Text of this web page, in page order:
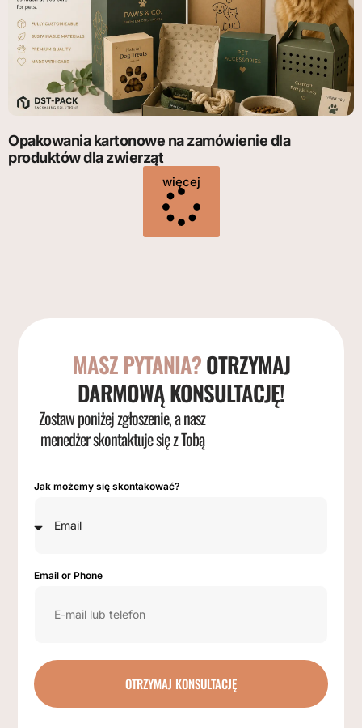
Opakowania kartonowe na zamówienie dla
produktów dla zwierząt
więcej
MASZ PYTANIA?OTRZYMAJ
DARMOWĄ KONSULTACJĘ!
Zostaw poniżej zgłoszenie, a nasz
menedżer skontaktuje się z Tobą
Jak możemy się skontakować?
Email or Phone
OTRZYMAJ KONSULTACJĘ